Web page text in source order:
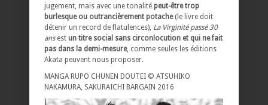
jugement, mais avec une tonalité peut-être trop
burlesque ou outrancièrement potache(le livre doit
détenir un record de flatulences), La Virginité passé 30
ansest un titre social sans circonlocution et qui ne fait
pas dans la demi-mesure, comme seules les éditions
Akata peuvent nous proposer.
MANGA RUPO CHUNEN DOUTEI © ATSUHIKO
NAKAMURA, SAKURAICHI BARGAIN 2016